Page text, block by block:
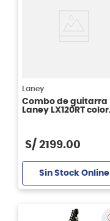
Laney
Combo de guitarra
Laney LX120RT color
S/ 2199.00
Sin Stock Online